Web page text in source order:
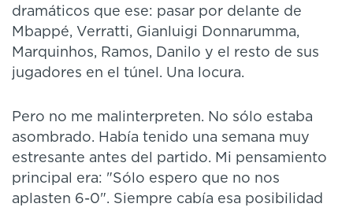
dramáticos que ese: pasar por delante de
Mbappé, Verratti, Gianluigi Donnarumma,
Marquinhos, Ramos, Danilo y el resto de sus
jugadores en el túnel. Una locura.
Pero no me malinterpreten. No sólo estaba
asombrado. Había tenido una semana muy
estresante antes del partido. Mi pensamiento
principal era: "Sólo espero que no nos
aplasten 6-0". Siempre cabía esa posibilidad